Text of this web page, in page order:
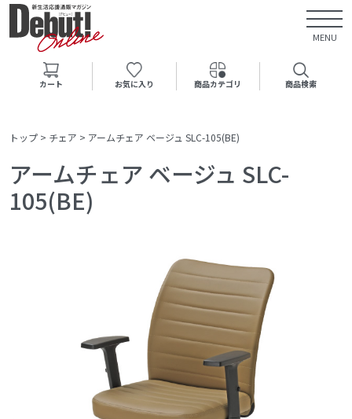
MENU
カート お気に入り 商品カテゴリ 商品検索
トップ > チェア > アームチェア ベージュ SLC-105(BE)
アームチェア ベージュ SLC-
105(BE)